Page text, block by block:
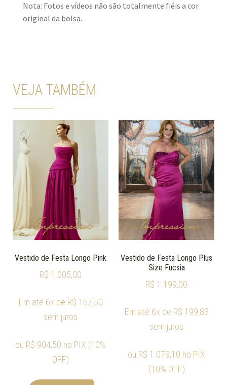
Nota: Fotos e vídeos não são totalmente fiéis a cor
original da bolsa.
VEJA TAMBÉM
Vestido de Festa Longo Pink
R$ 1.005,00
Em até 6x de R$ 167,50
sem juros
ou R$ 904,50 no PIX (10%
OFF)
Vestido de Festa Longo Plus
Size Fucsia
R$ 1.199,00
Em até 6x de R$ 199,83
sem juros
ou R$ 1.079,10 no PIX
(10% OFF)